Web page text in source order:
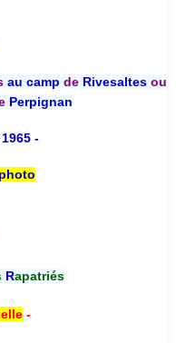
au camp deRivesaltesou
Perpignan
1965 -
Rapatriés
-